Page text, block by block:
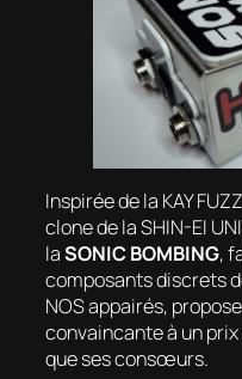
Inspirée de la KAY
clone de la SHIN-EI
laSONIC BOMBING,
composants discrets
NOS appairés,
convaincante à un
que ses consœurs.